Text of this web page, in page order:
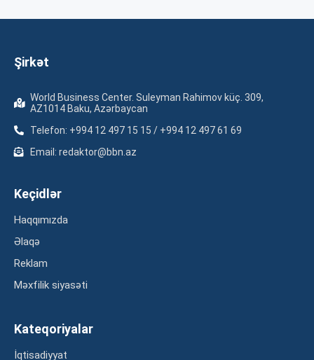
Şirkət
World Business Center. Suleyman Rahimov küç. 309,
AZ1014 Baku, Azərbaycan
Telefon: +994 12 497 15 15 / +994 12 497 61 69
Email: redaktor@bbn.az
Keçidlər
Haqqımızda
Əlaqə
Reklam
Məxfilik siyasəti
Kateqoriyalar
İqtisadiyyat